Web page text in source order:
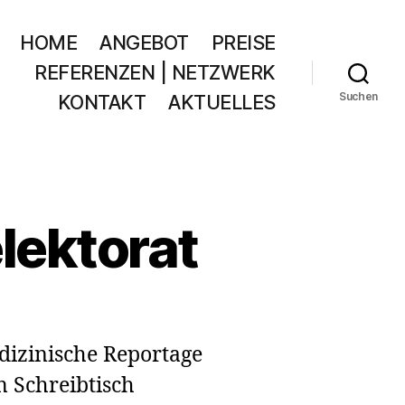
HOME ANGEBOT
PREISE
REFERENZEN | NETZWERK
KONTAKT
AKTUELLES Suchen
Reportage
Schreibtisch